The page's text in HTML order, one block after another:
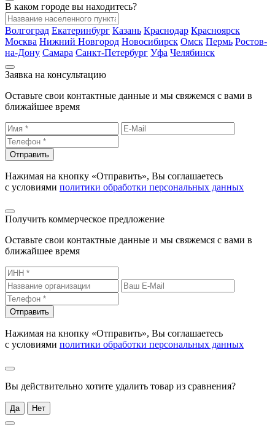
В каком городе вы находитесь?
Волгоград Екатеринбург Казань Краснодар Красноярск
Москва Нижний Новгород Новосибирск Омск Пермь Ростов-
на-Дону Самара Санкт-Петербург Уфа Челябинск
Заявка на консультацию
Оставьте свои контактные данные и мы свяжемся с вами в
ближайшее время
Отправить
Нажимая на кнопку «Отправить», Вы соглашаетесь
с условиями политики обработки персональных данных
Получить коммерческое предложение
Оставьте свои контактные данные и мы свяжемся с вами в
ближайшее время
Отправить
Нажимая на кнопку «Отправить», Вы соглашаетесь
с условиями политики обработки персональных данных
Вы действительно хотите удалить товар из сравнения?
Да Нет